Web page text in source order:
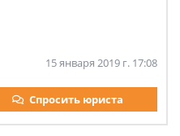
15 января 2019 г. 17:08
Спросить юриста